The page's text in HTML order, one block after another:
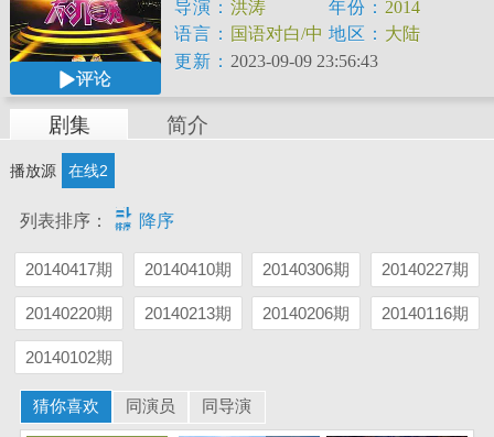
评论
人秀 竞技
导演： 洪涛 年份： 2014
语言： 国语对白/中
文字幕
地区： 大陆
更新： 2023-09-09 23:56:43
剧集 简介
播放源 在线2
列表排序：  降序
20140417期 20140410期 20140306期 20140227期
20140220期 20140213期 20140206期 20140116期
20140102期
猜你喜欢 同演员 同导演